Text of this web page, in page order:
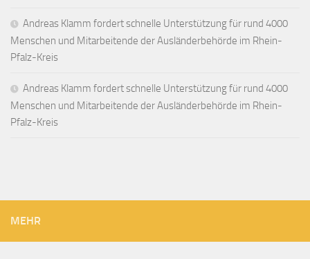
Andreas Klamm fordert schnelle Unterstützung für rund 4000
Menschen und Mitarbeitende der Ausländerbehörde im Rhein-
Pfalz-Kreis
Andreas Klamm fordert schnelle Unterstützung für rund 4000
Menschen und Mitarbeitende der Ausländerbehörde im Rhein-
Pfalz-Kreis
MEHR